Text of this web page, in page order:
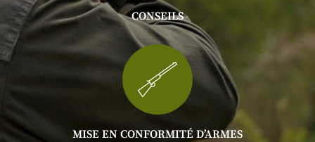
CONSEILS
MISE EN CONFORMITÉ D’ARMES